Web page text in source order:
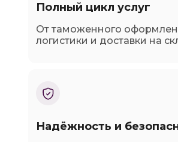
Полный цикл услуг
От таможенного
логистики и доставки на
Надёжность и